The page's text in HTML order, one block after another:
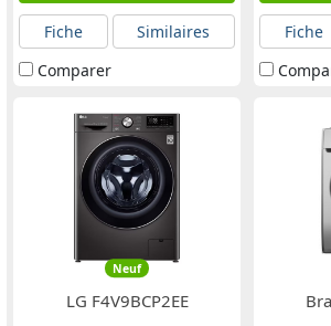
Fiche
Similaires
Comparer
Fiche
Neuf
LG F4V9BCP2EE